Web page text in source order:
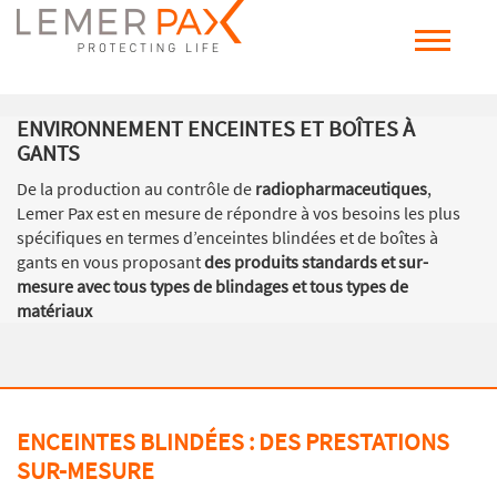
ENVIRONNEMENT ENCEINTES ET BOÎTES À
GANTS
De la production au contrôle de radiopharmaceutiques,
Lemer Pax est en mesure de répondre à vos besoins les plus
spécifiques en termes d’enceintes blindées et de boîtes à
gants en vous proposantdes produits standards et sur-
mesure avec tous types de blindages et tous types de
matériaux
ENCEINTES BLINDÉES : DES PRESTATIONS
SUR-MESURE